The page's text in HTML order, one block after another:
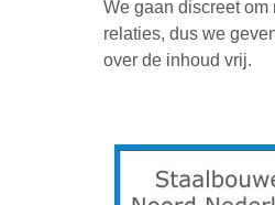
We gaan discreet om
relaties, dus we
over de inhoud vrij.